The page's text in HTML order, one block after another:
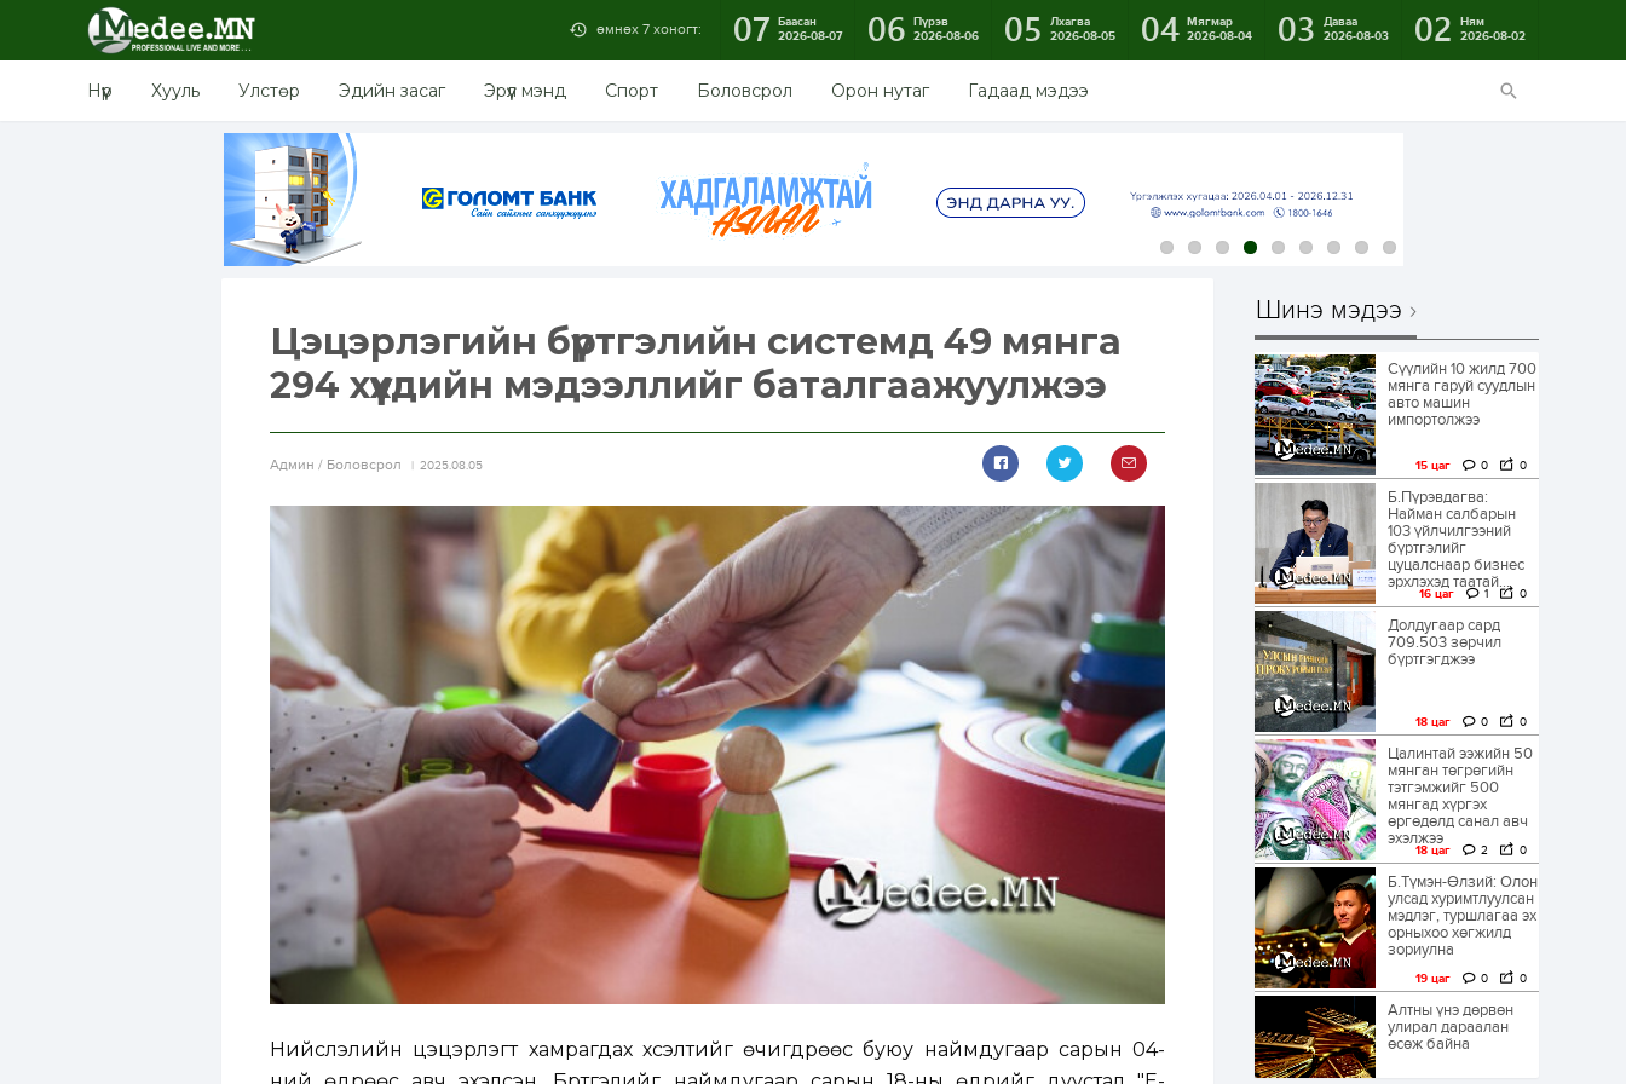
өмнөх 7 хоногт: 07 Баасан
2026-08-07
06 Пүрэв
2026-08-06
05
Лхагва
2026-08-05
04 Мягмар
2026-08-04
03
Даваа
2026-08-03
02
Ням
2026-08-02
Нүүр Хууль Улстөр Эдийн засаг Эрүүл мэнд Спорт Боловсрол Орон нутаг Гадаад мэдээ
Цэцэрлэгийн бүртгэлийн системд 49 мянга
294 хүүхдийн мэдээллийг баталгаажуулжээ
Aдмин / Боловсрол 2025.08.05
Нийслэлийн цэцэрлэгт хамрагдах хүсэлтийг өчигдрөөс буюу наймдугаар сарын 04-
Шинэ мэдээ
Сүүлийн 10 жилд 700
мянга гаруй суудлын
авто машин
импортолжээ
15 цаг 0 0
Б.Пүрэвдагва:
Найман салбарын
103 үйлчилгээний
бүртгэлийг
цуцалснаар бизнес
эрхлэхэд таатай...
16 цаг 1 0
Долдугаар сард
709.503 зөрчил
бүртгэгджээ
18 цаг 0 0
Цалинтай ээжийн 50
мянган төгрөгийн
тэтгэмжийг 500
мянгад хүргэх
өргөдөлд санал авч
эхэлжээ
18 цаг 2 0
Б.Түмэн-Өлзий: Олон
улсад хуримтлуулсан
мэдлэг, туршлагаа эх
орныхоо хөгжилд
зориулна
19 цаг 0 0
Алтны үнэ дөрвөн
улирал дараалан
өсөж байна